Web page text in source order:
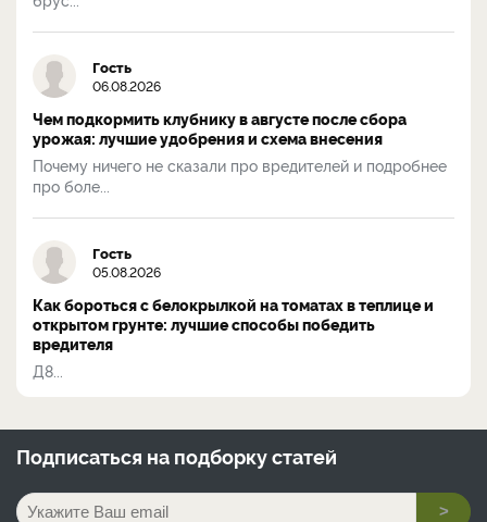
Гость
06.08.2026
Чем подкормить клубнику в августе после сбора
урожая: лучшие удобрения и схема внесения
Почему ничего не сказали про вредителей и подробнее
про боле...
Гость
05.08.2026
Как бороться с белокрылкой на томатах в теплице и
открытом грунте: лучшие способы победить
вредителя
Д8...
Подписаться на подборку статей
>